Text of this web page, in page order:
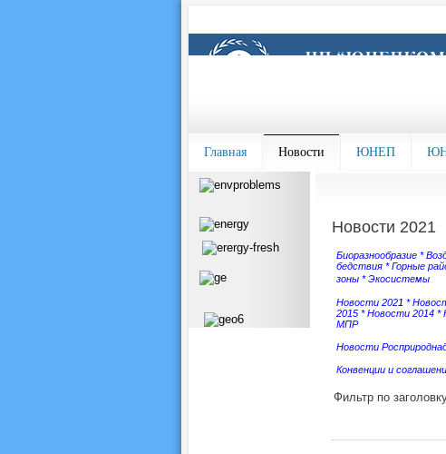
Главная Новости ЮНЕП
Новости 2021
Биоразнообразие *
бедствия *Горные
зоны *Экосистемы
Новости 2021 *
2015*Новости 2014 *
МПР
Новости
Конвенции и
Фильтр по